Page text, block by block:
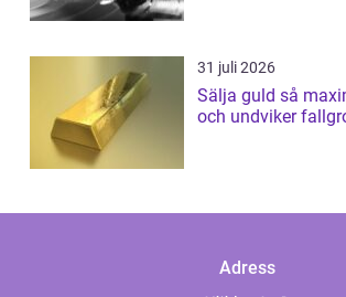
31 juli 2026
Sälja guld så maximerar du värdet
och undviker
Adress